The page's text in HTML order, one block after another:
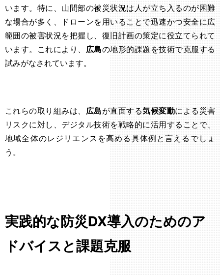
います。特に、山間部の被災状況は人が立ち入るのが困難
な場合が多く、ドローンを用いることで迅速かつ安全に広
範囲の被害状況を把握し、復旧計画の策定に役立てられて
います。これにより、 広島の地形的課題を技術で克服する
試みがなされています。
これらの取り組みは、 広島が直面する気候変動による災害
リスクに対し、デジタル技術を戦略的に活用することで、
地域全体のレジリエンスを高める具体例と言えるでしょ
う。
実践的な防災DX導入のためのア
ドバイスと課題克服